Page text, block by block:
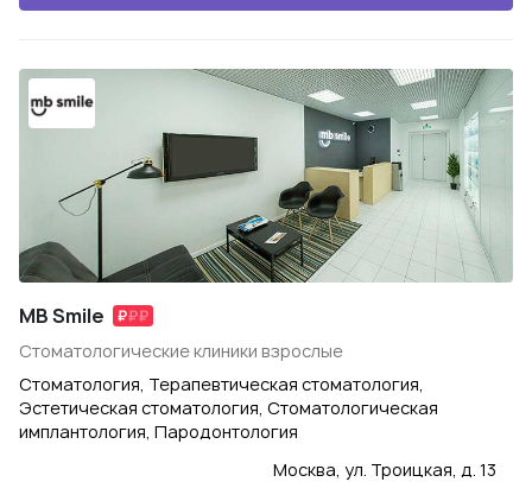
MB Smile
Стоматологические клиники взрослые
Стоматология, Терапевтическая стоматология,
Эстетическая стоматология, Стоматологическая
имплантология, Пародонтология
Москва, ул. Троицкая, д. 13